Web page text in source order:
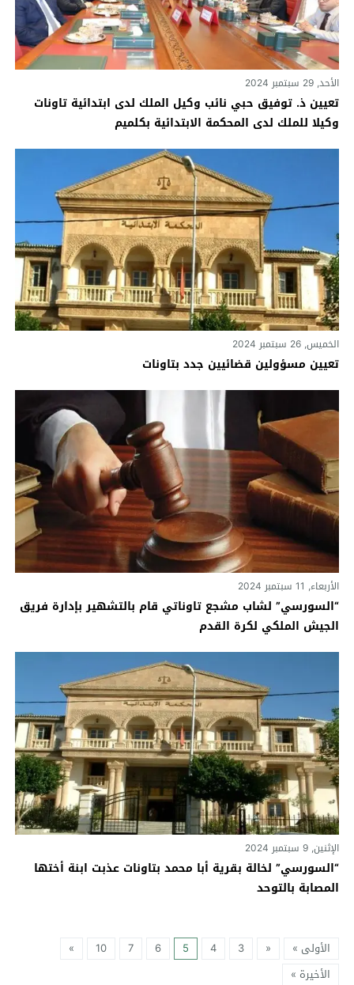
الأحد, 29 سبتمبر 2024
تعيين ذ. توفيق حبي نائب وكيل الملك لدى ابتدائية تاونات
وكيلا للملك لدى المحكمة الابتدائية بكلميم
الخميس, 26 سبتمبر 2024
تعيين مسؤولين قضائيين جدد بتاونات
الأربعاء, 11 سبتمبر 2024
“السورسي” لشاب مشجع تاوناتي قام بالتشهير بإدارة فريق
الجيش الملكي لكرة القدم
الإثنين, 9 سبتمبر 2024
“السورسي” لخالة بقرية أبا محمد بتاونات عذبت ابنة أختها
المصابة بالتوحد
الأولى » «
3
4
5
6
7
10
»
الأخيرة »